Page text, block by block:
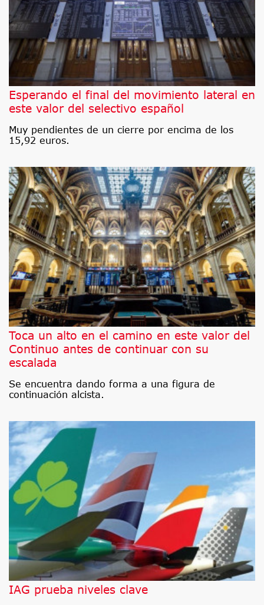
Esperando el final del movimiento lateral en
este valor del selectivo español
Muy pendientes de un cierre por encima de los
15,92 euros.
Toca un alto en el camino en este valor del
Continuo antes de continuar con su
escalada
Se encuentra dando forma a una figura de
continuación alcista.
IAG prueba niveles clave